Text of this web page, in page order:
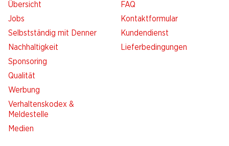
Übersicht
Jobs
Selbstständig mit Denner
Nachhaltigkeit
Sponsoring
Qualität
Werbung
Verhaltenskodex &
Meldestelle
Medien
FAQ
Kontaktformular
Kundendienst
Lieferbedingungen